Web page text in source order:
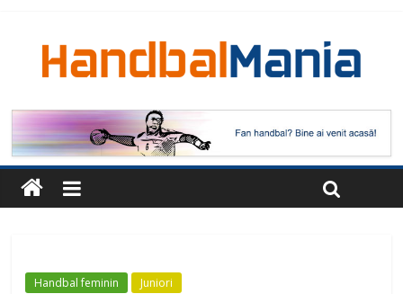
Handbal feminin Juniori